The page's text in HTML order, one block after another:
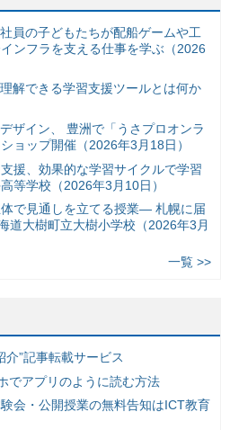
員の子どもたちが配船ゲームや工
ンフラを支える仕事を学ぶ（2026
解できる学習支援ツールとは何か
ザイン、 豊洲で「うさプロオンラ
ョップ開催（2026年3月18日）
援、効果的な学習サイクルで学習
等学校（2026年3月10日）
で見通しを立てる授業— 札幌に届
道大樹町立大樹小学校（2026年3月
一覧 >>
介”記事転載サービス
でアプリのように読む方法
会・公開授業の無料告知はICT教育